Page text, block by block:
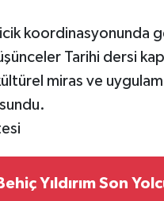
koordinasyonunda
Tarihi dersi
miras ve
Yıldırım Son